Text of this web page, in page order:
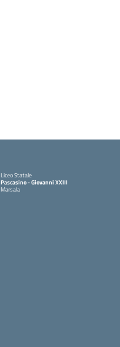
Liceo Statale
Pascasino - Giovanni XXIII
Marsala